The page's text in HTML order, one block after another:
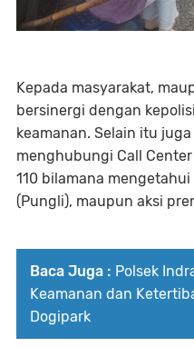
Kepada masyarakat,
bersinergi dengan
keamanan. Selain itu
menghubungi Call
110 bilamana
(Pungli), maupun aksi
Baca Juga : Polsek
Keamanan dan
Dogipark